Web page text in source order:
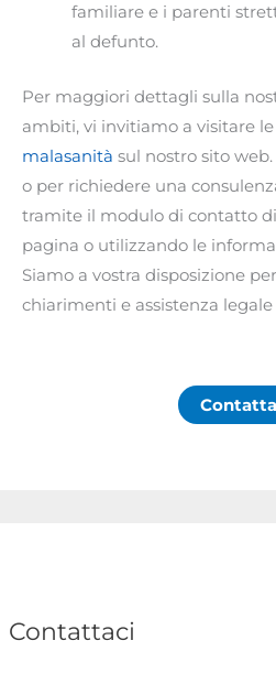
familiare e i parenti
al defunto.
Per maggiori dettagli sulla
ambiti, vi invitiamo a visitare
malasanità sul nostro sito
o per richiedere una
tramite il modulo di contatto
pagina o utilizzando le
Siamo a vostra disposizione
chiarimenti e assistenza
Contattaci